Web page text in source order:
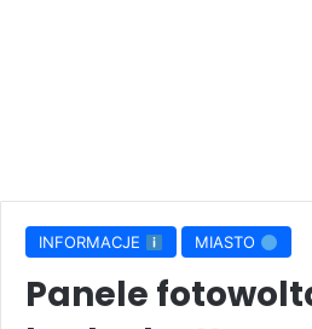
INFORMACJE MIASTO
Panele